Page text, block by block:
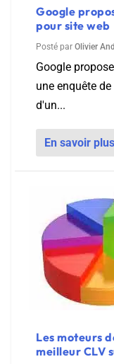
Google
pour site web
Posté par Olivier
Google
une enquête
d'un...
En savoir plus
Les moteurs
meilleur CLV